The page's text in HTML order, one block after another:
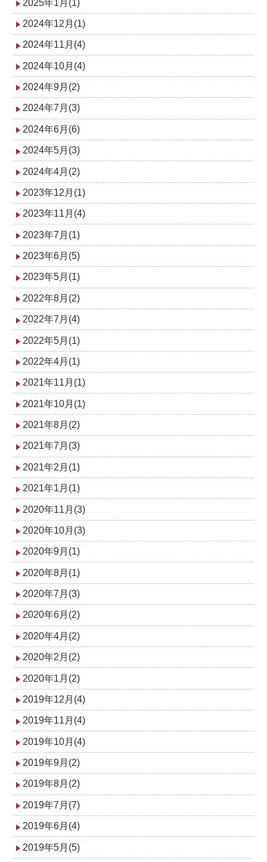
2025年1月(1)
2024年12月(1)
2024年11月(4)
2024年10月(4)
2024年9月(2)
2024年7月(3)
2024年6月(6)
2024年5月(3)
2024年4月(2)
2023年12月(1)
2023年11月(4)
2023年7月(1)
2023年6月(5)
2023年5月(1)
2022年8月(2)
2022年7月(4)
2022年5月(1)
2022年4月(1)
2021年11月(1)
2021年10月(1)
2021年8月(2)
2021年7月(3)
2021年2月(1)
2021年1月(1)
2020年11月(3)
2020年10月(3)
2020年9月(1)
2020年8月(1)
2020年7月(3)
2020年6月(2)
2020年4月(2)
2020年2月(2)
2020年1月(2)
2019年12月(4)
2019年11月(4)
2019年10月(4)
2019年9月(2)
2019年8月(2)
2019年7月(7)
2019年6月(4)
2019年5月(5)